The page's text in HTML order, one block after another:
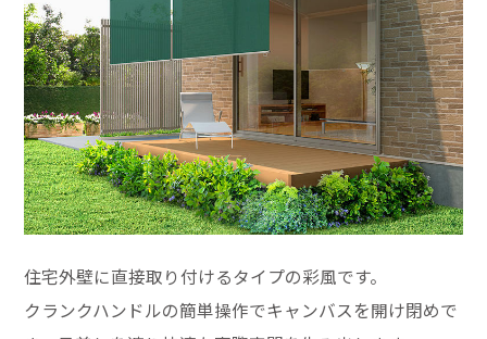
住宅外壁に直接取り付けるタイプの彩風です。
クランクハンドルの簡単操作でキャンバスを開け閉めで